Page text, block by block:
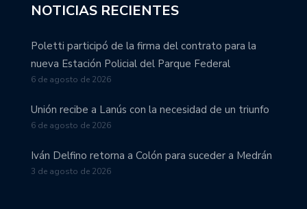
NOTICIAS RECIENTES
Poletti participó de la firma del contrato para la
nueva Estación Policial del Parque Federal
6 de agosto de 2026
Unión recibe a Lanús con la necesidad de un triunfo
6 de agosto de 2026
Iván Delfino retorna a Colón para suceder a Medrán
3 de agosto de 2026